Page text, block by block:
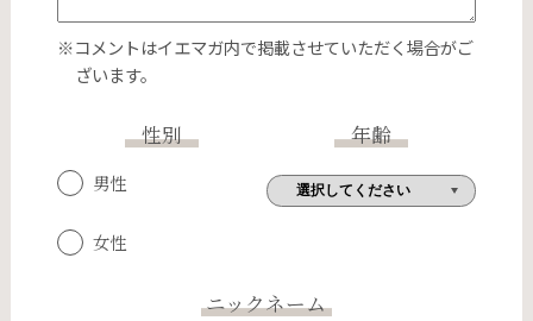
※コメントはイエマガ内で掲載させていただく場合がご
ざいます。
性別
男性
女性
年齢
ニックネーム